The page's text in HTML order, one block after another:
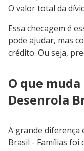
O valor total da
Essa checagem é
pode ajudar, mas
crédito. Ou seja,
O que
Desenrola
A grande diferença
Brasil - Famílias foi